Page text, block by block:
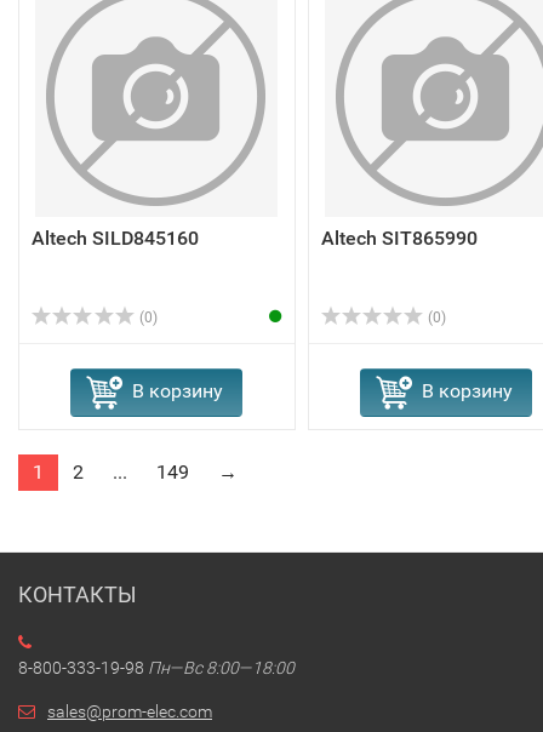
Altech SILD845160
(0)
В корзину
Altech SIT865990
(0)
В корзину
1 2 ... 149 →
КОНТАКТЫ
8-800-333-19-98 Пн—Вс 8:00—18:00
sales@prom-elec.com